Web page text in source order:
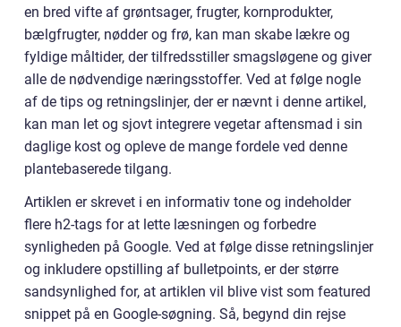
en bred vifte af grøntsager, frugter, kornprodukter,
bælgfrugter, nødder og frø, kan man skabe lækre og
fyldige måltider, der tilfredsstiller smagsløgene og giver
alle de nødvendige næringsstoffer. Ved at følge nogle
af de tips og retningslinjer, der er nævnt i denne artikel,
kan man let og sjovt integrere vegetar aftensmad i sin
daglige kost og opleve de mange fordele ved denne
plantebaserede tilgang.
Artiklen er skrevet i en informativ tone og indeholder
flere h2-tags for at lette læsningen og forbedre
synligheden på Google. Ved at følge disse retningslinjer
og inkludere opstilling af bulletpoints, er der større
sandsynlighed for, at artiklen vil blive vist som featured
snippet på en Google-søgning. Så, begynd din rejse